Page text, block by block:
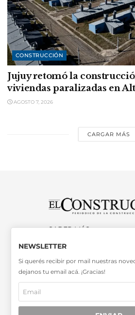
CONSTRUCCIÓN
Jujuy retomó la
viviendas paralizadas en
AGOSTO 7, 2026
CARGAR MÁS
SABER MÁS >>
OTRAS PUBLICACIONES
Miembro de la Asociación de
NEWSLETTER
Si querés recibir por mail nuestras
dejanos tu email acá. ¡Gracias!